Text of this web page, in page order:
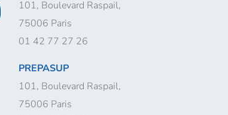
101, Boulevard Raspail,
75006 Paris
01 42 77 27 26
PREPASUP
101, Boulevard Raspail,
75006 Paris